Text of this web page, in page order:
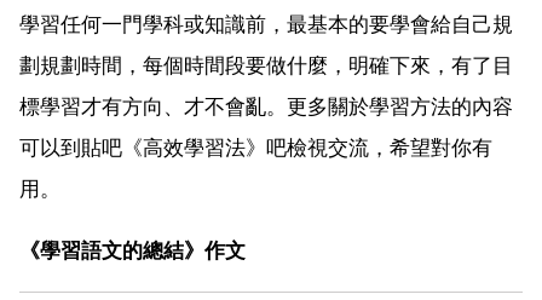
學習任何一門學科或知識前，最基本的要學會給自己規
劃規劃時間，每個時間段要做什麼，明確下來，有了目
標學習才有方向、才不會亂。更多關於學習方法的內容
可以到貼吧《高效學習法》吧檢視交流，希望對你有
用。
《學習語文的總結》作文